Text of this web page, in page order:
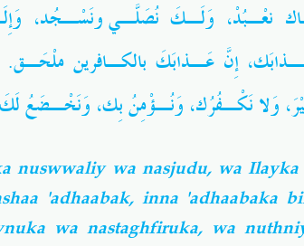
نعْـبُدْ، وَلَـكَ نُصَلّـي وَنَسْـجُد،
إِنَّ عَـذابَكَ بالكـافرين ملْحَـق.
وَلا نَكْـفُرُك، وَنُـؤْمِنُ بِك، وَنَخْـضَعُ
nuswwaliy wa nasjudu, wa Ilayka
'adhaabak, inna 'adhaabaka
wa nastaghfiruka, wa